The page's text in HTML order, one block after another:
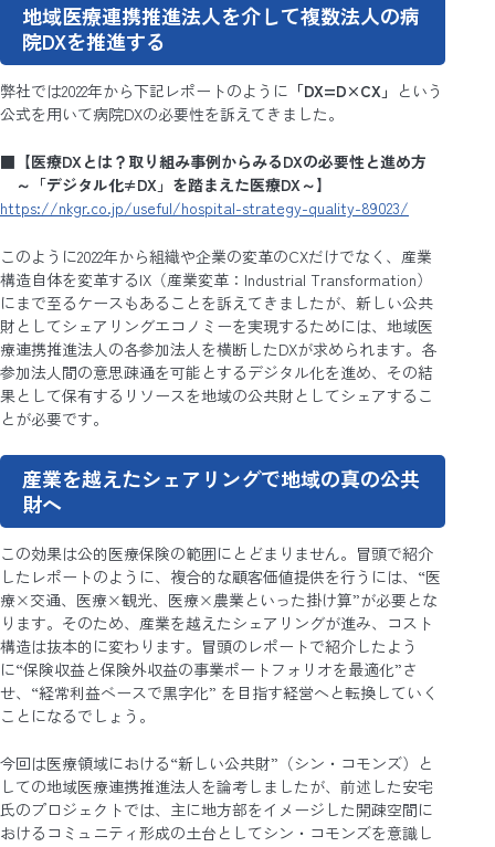
地域医療連携推進法人を介して複数法人の病
院DXを推進する
弊社では2022年から下記レポートのように 「DX=D×CX」 という
公式を用いて病院DXの必要性を訴えてきました。
■ 【医療DXとは？取り組み事例からみるDXの必要性と進め方
～「デジタル化≠DX」を踏まえた医療DX～】
https://nkgr.co.jp/useful/hospital-strategy-quality-89023/
このように2022年から組織や企業の変革のCXだけでなく、産業
構造自体を変革するIX（産業変革：Industrial Transformation）
にまで至るケースもあることを訴えてきましたが、新しい公共
財としてシェアリングエコノミーを実現するためには、地域医
療連携推進法人の各参加法人を横断したDXが求められます。各
参加法人間の意思疎通を可能とするデジタル化を進め、その結
果として保有するリソースを地域の公共財としてシェアするこ
とが必要です。
産業を越えたシェアリングで地域の真の公共
財へ
この効果は公的医療保険の範囲にとどまりません。冒頭で紹介
したレポートのように、複合的な顧客価値提供を行うには、“医
療×交通、医療×観光、医療×農業といった掛け算”が必要とな
ります。そのため、産業を越えたシェアリングが進み、コスト
構造は抜本的に変わります。冒頭のレポートで紹介したよう
に“保険収益と保険外収益の事業ポートフォリオを最適化”さ
せ、“経常利益ベースで黒字化” を目指す経営へと転換していく
ことになるでしょう。
今回は医療領域における“新しい公共財”（シン・コモンズ）と
しての地域医療連携推進法人を論考しましたが、前述した安宅
氏のプロジェクトでは、主に地方部をイメージした開疎空間に
おけるコミュニティ形成の土台としてシン・コモンズを意識し